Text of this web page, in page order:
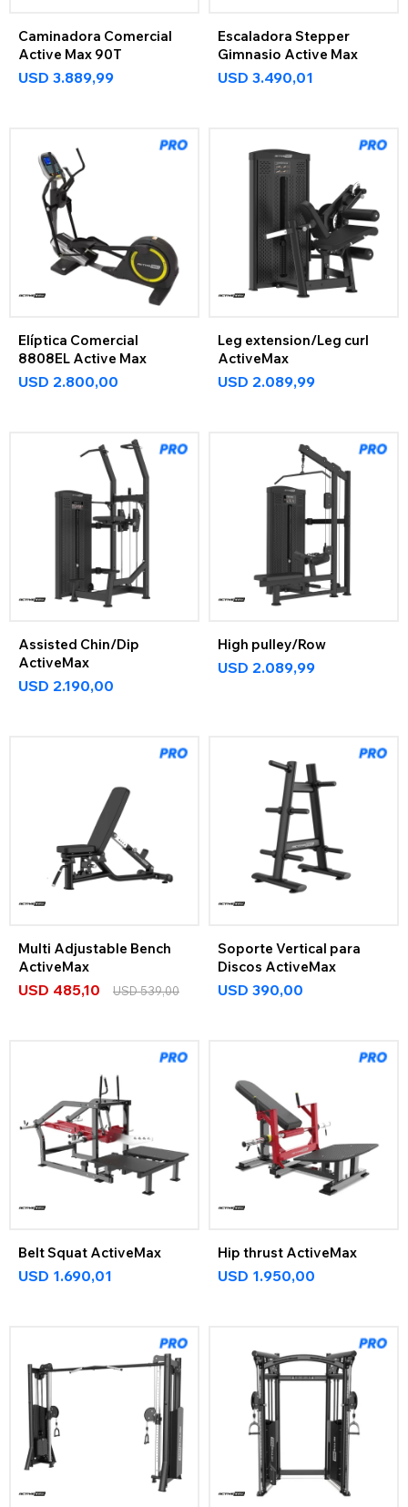
Caminadora Comercial
Active Max 90T
USD 3.889,99
Escaladora Stepper
Gimnasio Active Max
USD 3.490,01
Elíptica Comercial
8808EL Active Max
USD 2.800,00
Leg extension/Leg curl
ActiveMax
USD 2.089,99
Assisted Chin/Dip
ActiveMax
USD 2.190,00
High pulley/Row
USD 2.089,99
Multi Adjustable Bench
ActiveMax
USD 485,10 USD539,00
Soporte Vertical para
Discos ActiveMax
USD 390,00
Belt Squat ActiveMax
USD 1.690,01
Hip thrust ActiveMax
USD 1.950,00